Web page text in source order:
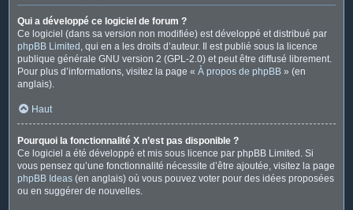
Qui a développé ce logiciel de forum ?
Ce logiciel (dans sa version non modifiée) est développé et distribué par
phpBB Limited , qui en a les droits d’auteur. Il est publié sous la licence
publique générale GNU version 2 (GPL-2.0) et peut être diffusé librement.
Pour plus d’informations, visitez la page « À propos de phpBB » (en
anglais).
Haut
Pourquoi la fonctionnalité X n’est pas disponible ?
Ce logiciel a été développé et mis sous licence par phpBB Limited. Si
vous pensez qu’une fonctionnalité nécessite d’être ajoutée, visitez la page
phpBB Ideas (en anglais) où vous pouvez voter pour des idées proposées
ou en suggérer de nouvelles.